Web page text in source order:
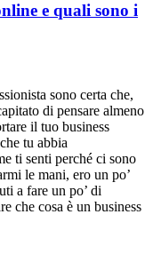
e quali sono i
sono certa che,
di pensare almeno
il tuo business
tu abbia
ti senti perché ci sono
le mani, ero un po’
a fare un po’ di
che cosa è un business